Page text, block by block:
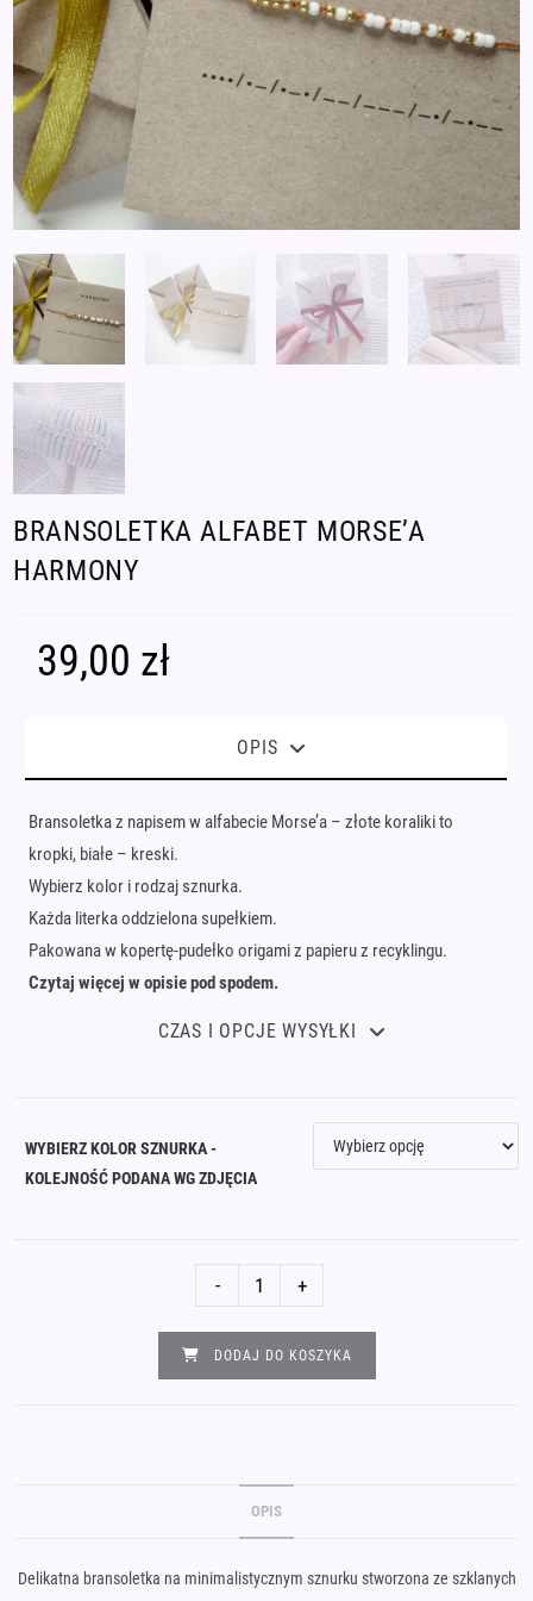
BRANSOLETKA ALFABET MORSE’A
HARMONY
39,00 zł
OPIS
Bransoletka z napisem w alfabecie Morse’a – złote koraliki to
kropki, białe – kreski.
Wybierz kolor i rodzaj sznurka.
Każda literka oddzielona supełkiem.
Pakowana w kopertę-pudełko origami z papieru z recyklingu.
Czytaj więcej w opisie pod spodem.
CZAS I OPCJE WYSYŁKI
WYBIERZ KOLOR SZNURKA -
KOLEJNOŚĆ PODANA WG ZDJĘCIA
Bransoletka
alfabet
Morse'a
- +
DODAJ DO KOSZYKA
OPIS
Delikatna bransoletka na minimalistycznym sznurku stworzona ze szklanych